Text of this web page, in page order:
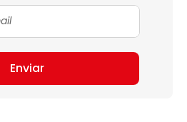
Enviar